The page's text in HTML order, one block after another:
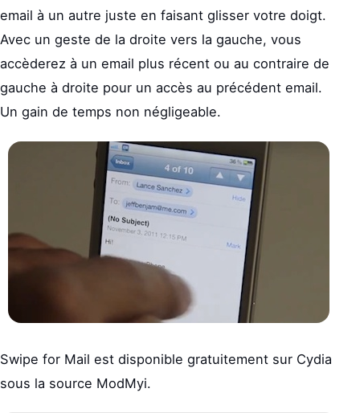
email à un autre juste en faisant glisser votre doigt.
Avec un geste de la droite vers la gauche, vous
accèderez à un email plus récent ou au contraire de
gauche à droite pour un accès au précédent email.
Un gain de temps non négligeable.
Swipe for Mail est disponible gratuitement sur Cydia
sous la source ModMyi.